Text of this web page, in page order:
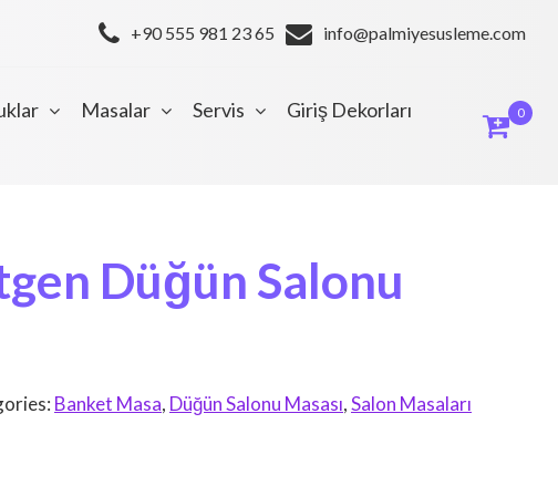
+90 555 981 23 65 info@palmiyesusleme.com
Masalar Servis
Giriş Dekorları
0
Düğün Salonu
Banket Masa, Düğün Salonu Masası,Salon Masaları